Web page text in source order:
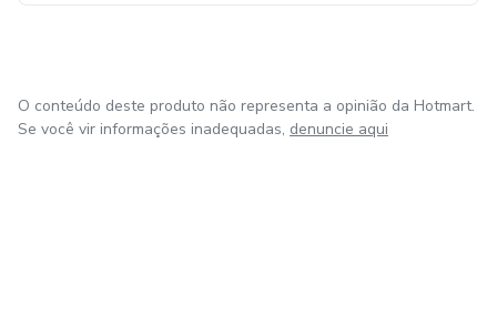
O conteúdo deste produto não representa a opinião da Hotmart.
Se você vir informações inadequadas, denuncie aqui